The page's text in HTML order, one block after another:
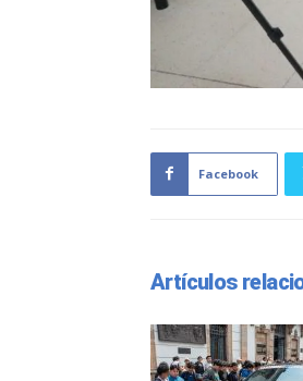
Facebook
Artículos